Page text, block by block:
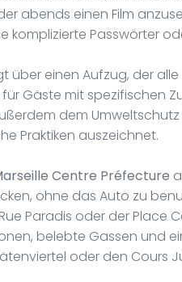
abends einen Film
komplizierte Passwörter
über einen Aufzug, der
Gäste mit spezifischen
dem
Praktiken auszeichnet.
Centre Préfecture
ohne das Auto zu
Paradis oder der Place
belebte Gassen und
oder den Cours